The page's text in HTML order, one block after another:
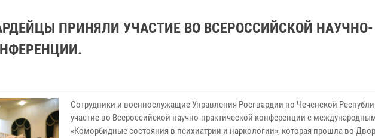
ПРИНЯЛИ УЧАСТИЕ ВО ВСЕРОССИЙСКОЙ НАУЧНО-
Сотрудники и военнослужащие Управления Росгвардии по Чеченской
участие во Всероссийской научно-практической конференции с
«Коморбидные состояния в психиатрии и наркологии», которая прошла во